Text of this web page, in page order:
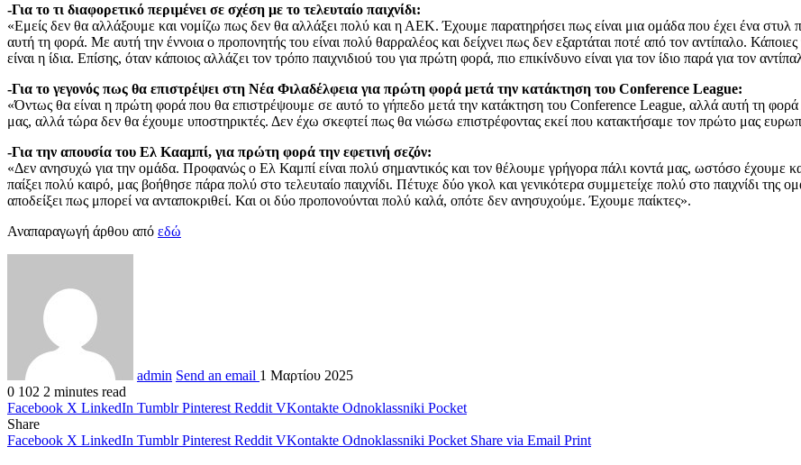
-Για το τι διαφορετικό περιμένει σε σχέση με το τελευταίο παιχνίδι:
«Εμείς δεν θα αλλάξουμε και νομίζω πως δεν θα αλλάξει πολύ και η ΑΕΚ. Έχουμε παρατηρήσει πως είναι μια ομάδα που έχει ένα στυλ
αυτή τη φορά. Με αυτή την έννοια ο προπονητής του είναι πολύ θαρραλέος και δείχνει πως δεν εξαρτάται ποτέ από τον αντίπαλο.
είναι η ίδια. Επίσης, όταν κάποιος αλλάζει τον τρόπο παιχνιδιού του για πρώτη φορά, πιο επικίνδυνο είναι για τον ίδιο παρά για τον
-Για το γεγονός πως θα επιστρέψει στη Νέα Φιλαδέλφεια για πρώτη φορά μετά την κατάκτηση του Conference League:
«Όντως θα είναι η πρώτη φορά που θα επιστρέψουμε σε αυτό το γήπεδο μετά την κατάκτηση του Conference League, αλλά αυτή τη φορά
μας, αλλά τώρα δεν θα έχουμε υποστηρικτές. Δεν έχω σκεφτεί πως θα νιώσω επιστρέφοντας εκεί που κατακτήσαμε τον πρώτο μας
-Για την απουσία του Ελ Κααμπί, για πρώτη φορά την εφετινή σεζόν:
«Δεν ανησυχώ για την ομάδα. Προφανώς ο Ελ Καμπί είναι πολύ σημαντικός και τον θέλουμε γρήγορα πάλι κοντά μας, ωστόσο έχουμε
παίξει πολύ καιρό, μας βοήθησε πάρα πολύ στο τελευταίο παιχνίδι. Πέτυχε δύο γκολ και γενικότερα συμμετείχε πολύ στο παιχνίδι
αποδείξει πως μπορεί να ανταποκριθεί. Και οι δύο προπονούνται πολύ καλά, οπότε δεν ανησυχούμε. Έχουμε παίκτες».
Αναπαραγωγή άρθου από εδώ
admin Send an email 1 Μαρτίου 2025
0 102 2 minutes read
Facebook X LinkedIn Tumblr Pinterest Reddit VKontakte Odnoklassniki Pocket
Share
Facebook X LinkedIn Tumblr Pinterest Reddit VKontakte Odnoklassniki Pocket Share via Email Print